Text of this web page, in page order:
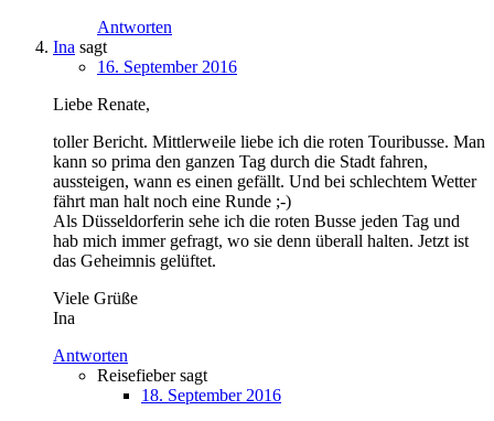
Antworten
Ina sagt
16. September 2016
Liebe Renate,
toller Bericht. Mittlerweile liebe ich die roten Touribusse. Man
kann so prima den ganzen Tag durch die Stadt fahren,
aussteigen, wann es einen gefällt. Und bei schlechtem Wetter
fährt man halt noch eine Runde ;-)
Als Düsseldorferin sehe ich die roten Busse jeden Tag und
hab mich immer gefragt, wo sie denn überall halten. Jetzt ist
das Geheimnis gelüftet.
Viele Grüße
Ina
Antworten
Reisefiebersagt
18. September 2016